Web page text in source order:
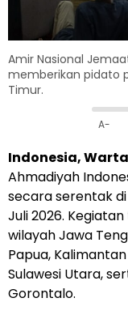
Amir Nasional
memberikan pidato
Timur.
A-
Indonesia,
Ahmadiyah
secara serentak
Juli 2026.
wilayah Jawa
Papua,
Sulawesi Utara,
Gorontalo.